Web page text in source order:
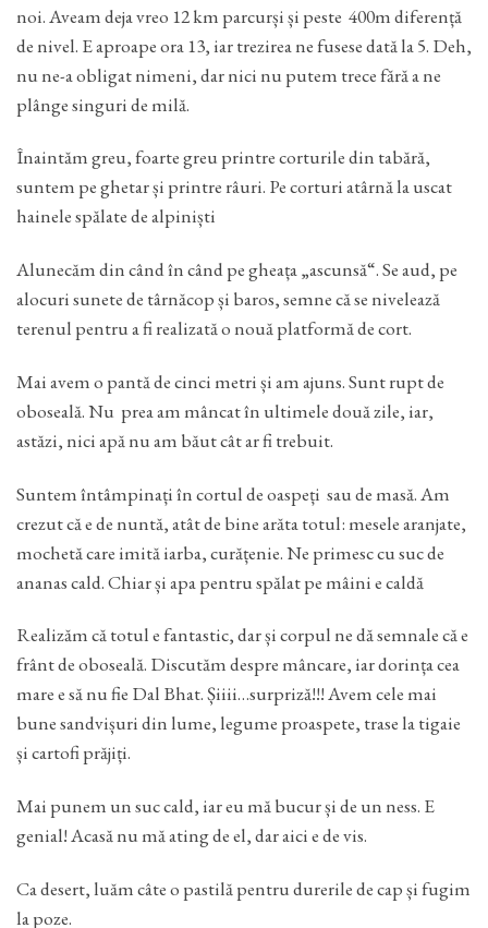
noi. Aveam deja vreo 12 km parcurși și peste 400m diferență
de nivel. E aproape ora 13, iar trezirea ne fusese dată la 5. Deh,
nu ne-a obligat nimeni, dar nici nu putem trece fără a ne
plânge singuri de milă.
Înaintăm greu, foarte greu printre corturile din tabără,
suntem pe ghetar și printre râuri. Pe corturi atârnă la uscat
hainele spălate de alpiniști
Alunecăm din când în când pe gheața „ascunsă“. Se aud, pe
alocuri sunete de târnăcop și baros, semne că se nivelează
terenul pentru a fi realizată o nouă platformă de cort.
Mai avem o pantă de cinci metri și am ajuns. Sunt rupt de
oboseală. Nu prea am mâncat în ultimele două zile, iar,
astăzi, nici apă nu am băut cât ar fi trebuit.
Suntem întâmpinați în cortul de oaspeți sau de masă. Am
crezut că e de nuntă, atât de bine arăta totul: mesele aranjate,
mochetă care imită iarba, curățenie. Ne primesc cu suc de
ananas cald. Chiar și apa pentru spălat pe mâini e caldă
Realizăm că totul e fantastic, dar și corpul ne dă semnale că e
frânt de oboseală. Discutăm despre mâncare, iar dorința cea
mare e să nu fie Dal Bhat. Șiiii…surpriză!!! Avem cele mai
bune sandvișuri din lume, legume proaspete, trase la tigaie
și cartofi prăjiți.
Mai punem un suc cald, iar eu mă bucur și de un ness. E
genial! Acasă nu mă ating de el, dar aici e de vis.
Ca desert, luăm câte o pastilă pentru durerile de cap și fugim
la poze.